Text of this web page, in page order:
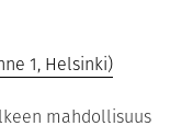
1, Helsinki)
mahdollisuus